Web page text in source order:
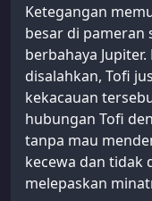
Ketegangan
besar di pameran
berbahaya
disalahkan, Tofi
kekacauan
hubungan Tofi
tanpa mau
kecewa dan tidak
melepaskan